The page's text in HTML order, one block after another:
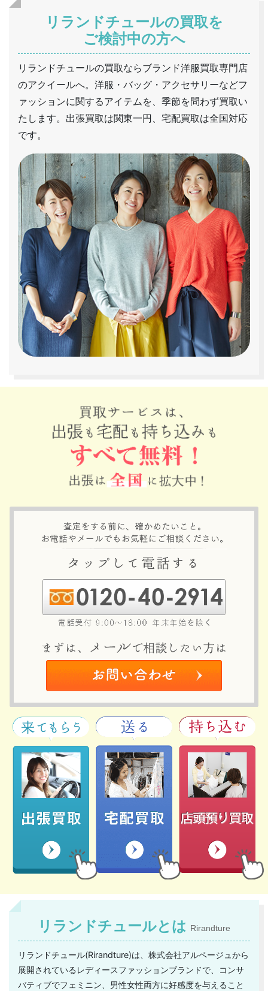
リランドチュールの買取を
ご検討中の方へ
リランドチュールの買取ならブランド洋服買取専門店
のアクイールへ。洋服・バッグ・アクセサリーなどフ
ァッションに関するアイテムを、季節を問わず買取い
たします。出張買取は関東一円、宅配買取は全国対応
です。
リランドチュールとは Rirandture
リランドチュール(Rirandture)は、株式会社アルページュから
展開されているレディースファッションブランドで、コンサ
バティブでフェミニン、男性女性両方に好感度を与えること